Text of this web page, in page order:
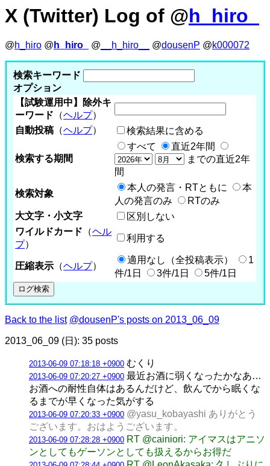
X (Twitter) Log of @h_hiro_
@h_hiro @ h_hiro_ @ __h_hiro__ @dousenP @k000072
検索キーワード
オプション
【試験運用中】除外キ
ーワード （ヘルプ）
自動投稿 （ヘルプ） 検索結果に含める
検索する期間
すべて
直近2年間
までの直近2年
間
検索対象
本人の発言・RTともに
本
人の発言のみ
RTのみ
大文字・小文字
区別しない
ワイルドカード （ヘル
プ）
利用する
圧縮表示 （ヘルプ）
適用なし（全投稿表示）
1
件/1日
3件/1日 5件/1日
Back to the list @dousenP's posts on 2013_06_09
2013_06_09 (日): 35 posts
2013-06-09 07:18:18 +0900 むくり
2013-06-09 07:20:27 +0900 最近お酒に弱くなったかなあ…
お酒への耐性自体はあるんだけど、飲んでから眠くな
るまでが早くなった気がする
2013-06-09 07:20:33 +0900 @yasu_kobayashi ありがとう
ございます。おはようございます。
2013-06-09 07:28:28 +0900 RT @cainiori: アイマスはアニソ
ンとしてもゲーソンとしても扱えるからお得だ